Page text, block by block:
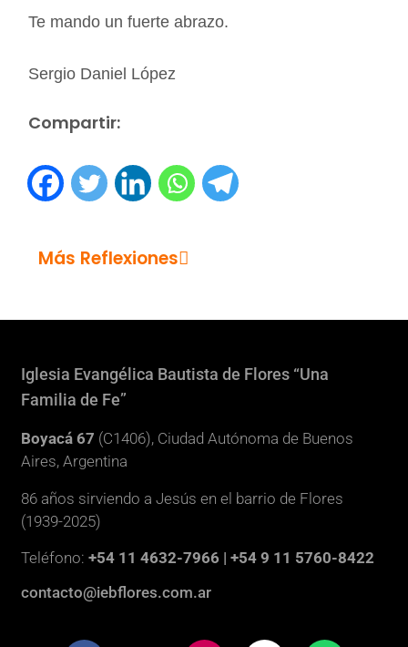
Te mando un fuerte abrazo.
Sergio Daniel López
Compartir:
Más Reflexiones
Iglesia Evangélica Bautista de Flores “Una
Familia de Fe”
Boyacá 67 (C1406), Ciudad Autónoma de Buenos
Aires, Argentina
86 años sirviendo a Jesús en el barrio de Flores
(1939-2025)
Teléfono:+54 11 4632-7966 | +54 9 11 5760-8422
contacto@iebflores.com.ar